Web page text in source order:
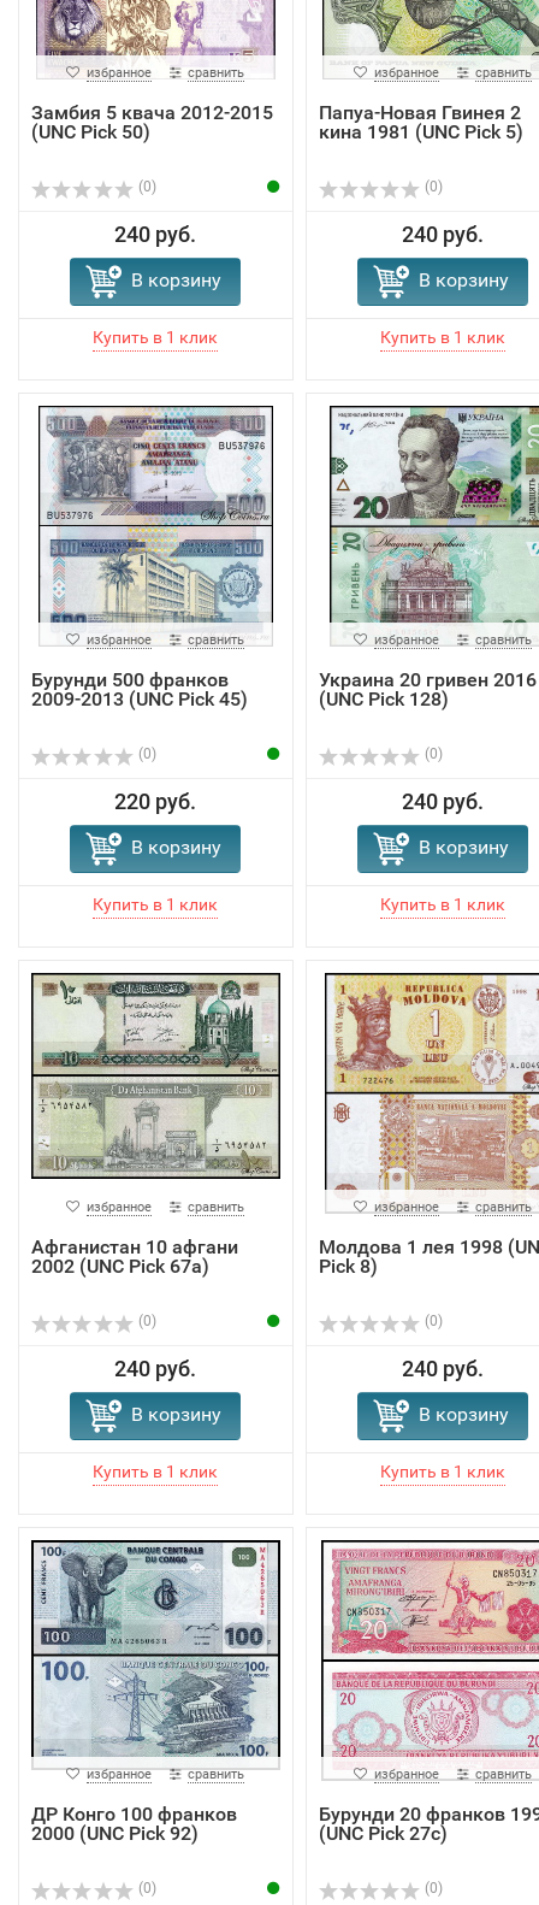
избранное сравнить
Замбия 5 квача 2012-2015
(UNC Pick 50)
(0)
240 руб.
В корзину
избранное сравнить
Папуа-Новая Гвинея 2
кина 1981 (UNC Pick 5)
(0)
240 руб.
В корзину
избранное сравнить
Бурунди 500 франков
2009-2013 (UNC Pick 45)
(0)
220 руб.
В корзину
избранное сравнить
Украина 20 гривен 2016
(UNC Pick 128)
(0)
240 руб.
В корзину
избранное сравнить
Афганистан 10 афгани
2002 (UNC Pick 67a)
(0)
240 руб.
В корзину
избранное сравнить
Молдова 1 лея 1998
Pick 8)
(0)
240 руб.
В корзину
избранное сравнить
ДР Конго 100 франков
2000 (UNC Pick 92)
(0)
избранное сравнить
Бурунди 20 франков
(UNC Pick 27c)
(0)